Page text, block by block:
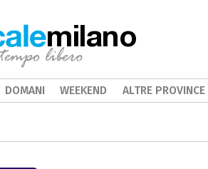
milano
DOMANI WEEKEND ALTRE PROVINCE